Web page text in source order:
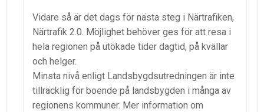
Vidare så är det dags för nästa steg i Närtrafiken,
Närtrafik 2.0. Möjlighet behöver ges för att resa i
hela regionen på utökade tider dagtid, på kvällar
och helger.
Minsta nivå enligt Landsbygdsutredningen är inte
tillräcklig för boende på landsbygden i många av
regionens kommuner. Mer information om